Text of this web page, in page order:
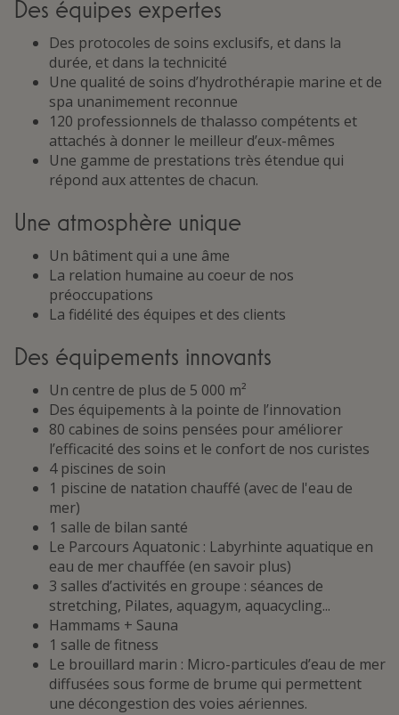
Des équipes expertes
Des protocoles de soins exclusifs, et dans la
durée, et dans la technicité
Une qualité de soins d’hydrothérapie marine et de
spa unanimement reconnue
120 professionnels de thalasso compétents et
attachés à donner le meilleur d’eux-mêmes
Une gamme de prestations très étendue qui
répond aux attentes de chacun.
Une atmosphère unique
Un bâtiment qui a une âme
La relation humaine au coeur de nos
préoccupations
La fidélité des équipes et des clients
Des équipements innovants
Un centre de plus de 5 000 m²
Des équipements à la pointe de l’innovation
80 cabines de soins pensées pour améliorer
l’efficacité des soins et le confort de nos curistes
4 piscines de soin
1 piscine de natation chauffé (avec de l'eau de
mer)
1 salle de bilan santé
Le Parcours Aquatonic : Labyrhinte aquatique en
eau de mer chauffée (en savoir plus)
3 salles d’activités en groupe : séances de
stretching, Pilates, aquagym, aquacycling...
Hammams + Sauna
1 salle de fitness
Le brouillard marin : Micro-particules d’eau de mer
diffusées sous forme de brume qui permettent
une décongestion des voies aériennes.